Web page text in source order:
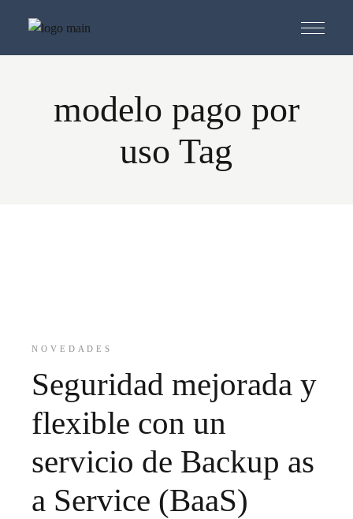
modelo pago por
uso Tag
NOVEDADES
Seguridad mejorada y
flexible con un
servicio de Backup as
a Service (BaaS)